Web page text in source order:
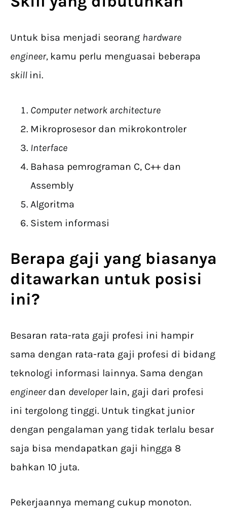
Untuk bisa menjadi seorang hardware
engineer, kamu perlu menguasai beberapa
skill ini.
Computer network architecture
Mikroprosesor dan mikrokontroler
Interface
Bahasa pemrograman C, C++ dan
Assembly
Algoritma
Sistem informasi
Berapa gaji yang biasanya
ditawarkan untuk posisi
ini?
Besaran rata-rata gaji profesi ini hampir
sama dengan rata-rata gaji profesi di bidang
teknologi informasi lainnya. Sama dengan
engineer dan developer lain, gaji dari profesi
ini tergolong tinggi. Untuk tingkat junior
dengan pengalaman yang tidak terlalu besar
saja bisa mendapatkan gaji hingga 8
bahkan 10 juta.
Pekerjaannya memang cukup monoton.